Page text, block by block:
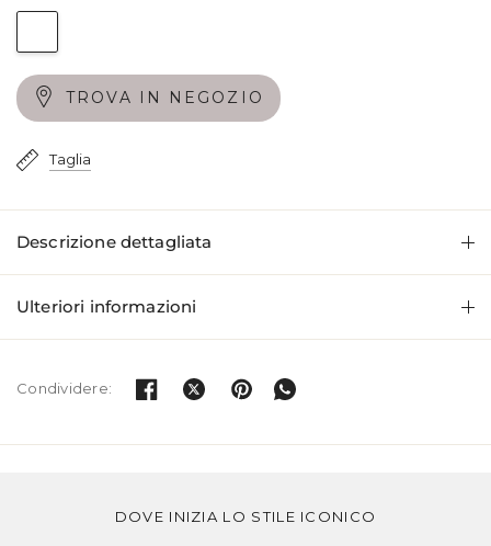
TROVA IN NEGOZIO
Taglia
Descrizione dettagliata
Ulteriori informazioni
Condividere:
DOVE INIZIA LO STILE ICONICO